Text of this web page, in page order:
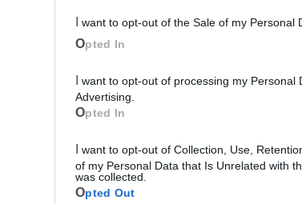
I want to opt-out of the Sale of my Personal
Opted In
Advertising.
Opted In
of my Personal Data that Is Unrelated with
was collected.
Opted Out